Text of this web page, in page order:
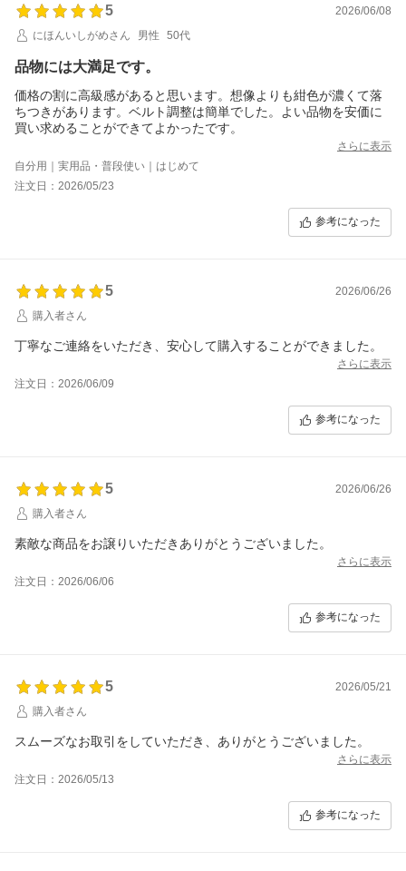
5
2026/06/08
にほんいしがめさん
男性 50代
品物には大満足です。
価格の割に高級感があると思います。想像よりも紺色が濃くて落
ちつきがあります。ベルト調整は簡単でした。よい品物を安価に
買い求めることができてよかったです。
さらに表示
自分用｜実用品・普段使い｜はじめて
注文日：2026/05/23
参考になった
5
2026/06/26
購入者さん
丁寧なご連絡をいただき、安心して購入することができました。
さらに表示
注文日：2026/06/09
参考になった
5
2026/06/26
購入者さん
素敵な商品をお譲りいただきありがとうございました。
さらに表示
注文日：2026/06/06
参考になった
5
2026/05/21
購入者さん
スムーズなお取引をしていただき、ありがとうございました。
さらに表示
注文日：2026/05/13
参考になった